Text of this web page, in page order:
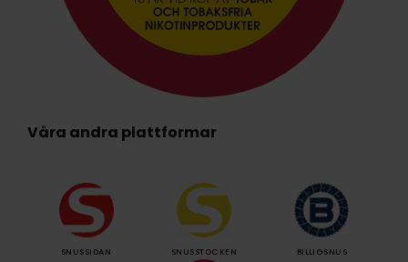
Våra andra plattformar
SNUSSIDAN SNUSSTOCKEN BILLIGSNUS